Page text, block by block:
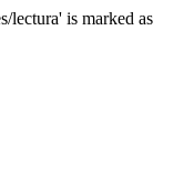
lectura' is marked as